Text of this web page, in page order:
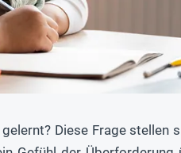
Diese Frage stellen